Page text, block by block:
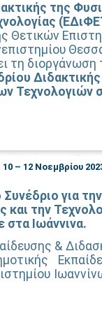
της
Θετικών
τη διοργάνωση
Τεχνολογιών
– 12 Νοεμβρίου
για
και την
στα Ιωάννινα.
&